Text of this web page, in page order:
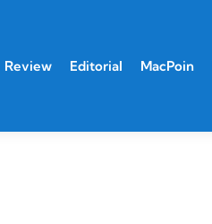
Review Editorial MacPoin